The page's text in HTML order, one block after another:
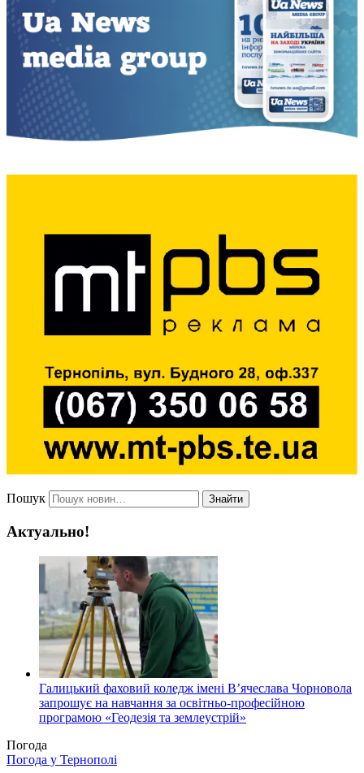
Пошук Знайти
Актуально!
Галицький фаховий коледж імені В’ячеслава Чорновола
запрошує на навчання за освітньо-професійною
програмою «Геодезія та землеустрій»
Погода
Погода у Тернополі